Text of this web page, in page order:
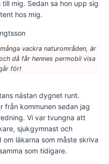
mig. Sedan sa hon upp sig
hos mig.
vackra naturområden, är
då får hennes permobil visa
för!
nästan dygnet runt.
från kommunen sedan jag
Vi var tvungna att
sjukgymnast och
läkarna som måste skriva
som tidigare.